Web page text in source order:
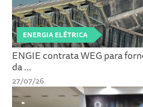
ENERGIA ELÉTRICA
ENGIE contrata WEG para
da ...
27/07/26